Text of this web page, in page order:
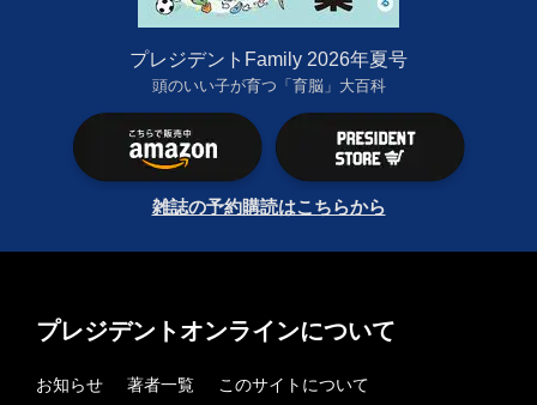
プレジデントFamily 2026年夏号
頭のいい子が育つ「育脳」大百科
雑誌の予約購読はこちらから
プレジデントオンラインについて
お知らせ 著者一覧
このサイトについて